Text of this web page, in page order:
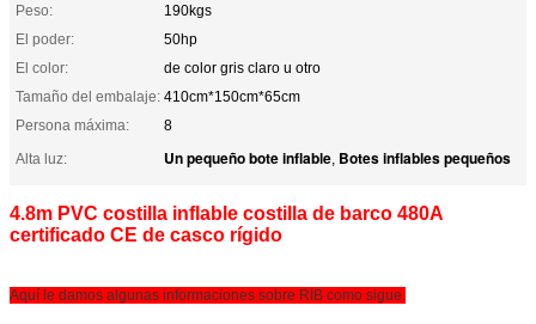
Peso:
190kgs
El poder:
50hp
El color:
de color gris claro u otro
Tamaño del embalaje: 410cm*150cm*65cm
Persona máxima:
8
Alta luz:
Un pequeño bote inflable, Botes inflables pequeños
4.8m PVC costilla inflable costilla de barco 480A
certificado CE de casco rígido
Aquí le damos algunas informaciones sobre RIB como sigue.